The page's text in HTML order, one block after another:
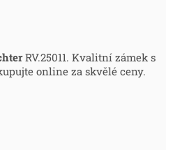
RV.25011. Kvalitní zámek s
online za skvělé ceny.